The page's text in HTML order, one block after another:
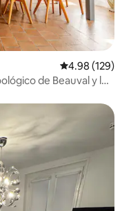
Calificación
4.98 (129)
de Beauval y los